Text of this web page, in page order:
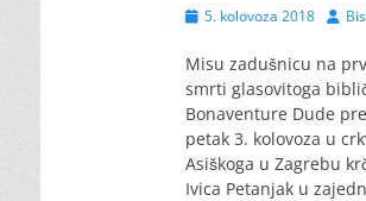
Posted
5. kolovoza 2018
Misu zadušnicu na
smrti glasovitoga
Bonaventure Dude
petak 3. kolovoza u
Asiškoga u Zagrebu
Ivica Petanjak u